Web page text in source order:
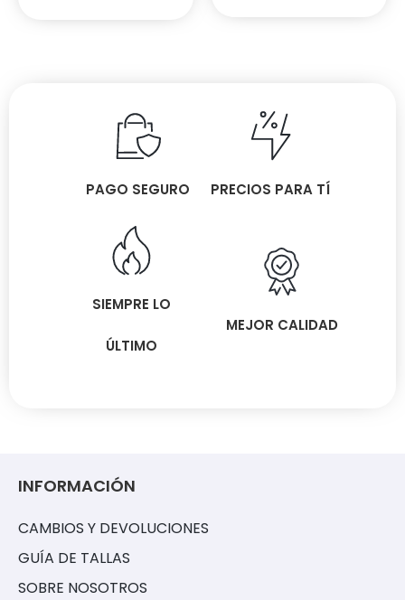
PAGO SEGURO PRECIOS PARA TÍ
SIEMPRE LO
ÚLTIMO
MEJOR CALIDAD
INFORMACIÓN
CAMBIOS Y DEVOLUCIONES
GUÍA DE TALLAS
SOBRE NOSOTROS